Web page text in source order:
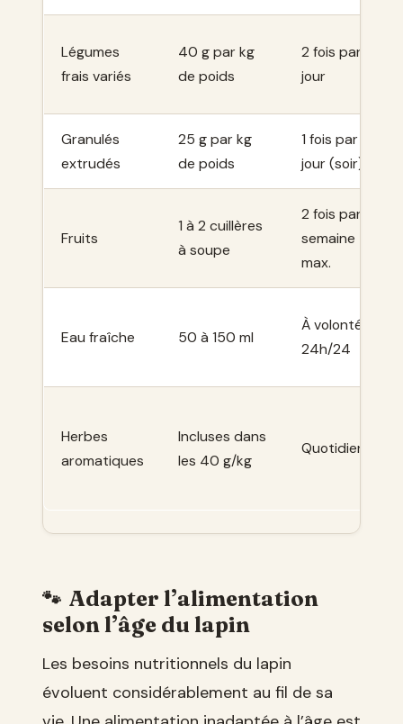
Légumes
frais variés
40 g par kg
de poids
2 fois par
jour
Granulés
extrudés
25 g par kg
de poids
1 fois par
jour (soir)
Fruits
1 à 2 cuillères
à soupe
2 fois par
semaine
max.
Eau fraîche 50 à 150 ml
À volonté,
24h/24
Herbes
aromatiques
Incluses dans
les 40 g/kg
Quotidienne
Adapter l’alimentation
selon l’âge du lapin
Les besoins nutritionnels du lapin
évoluent considérablement au fil de sa